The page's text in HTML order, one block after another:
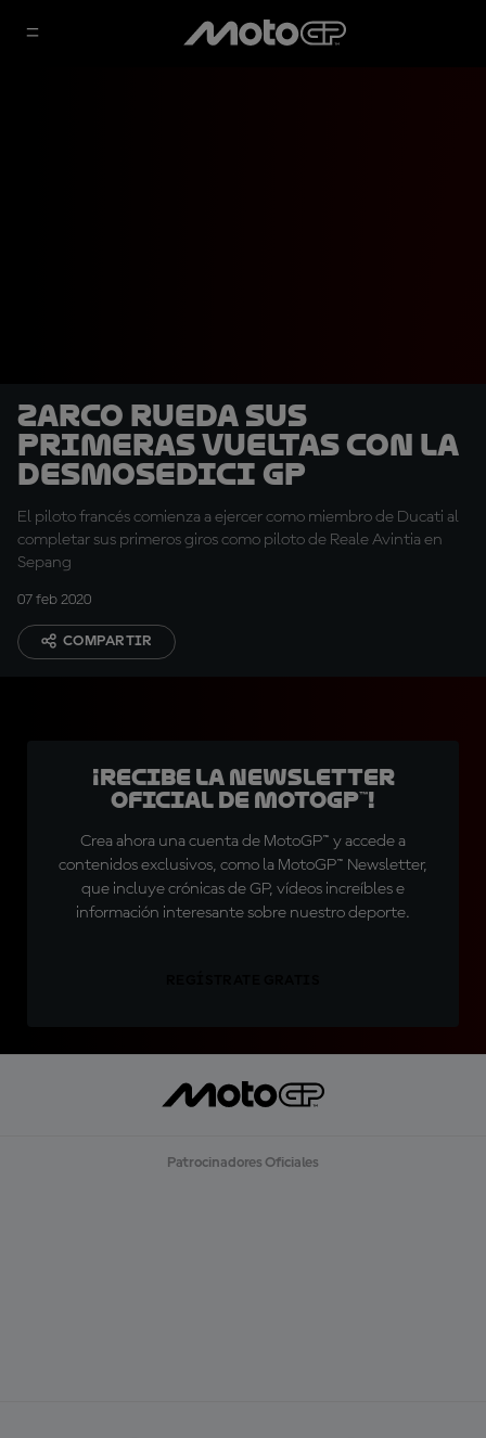
Zarco rueda sus
primeras vueltas con la
Desmosedici GP
El piloto francés comienza a ejercer como miembro de Ducati al
completar sus primeros giros como piloto de Reale Avintia en
Sepang
07 feb 2020
COMPARTIR
¡Recibe la Newsletter
oficial de MotoGP™!
Crea ahora una cuenta de MotoGP™ y accede a
contenidos exclusivos, como la MotoGP™ Newsletter,
que incluye crónicas de GP, vídeos increíbles e
información interesante sobre nuestro deporte.
Patrocinadores Oficiales